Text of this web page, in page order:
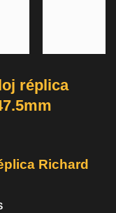
réplica
Richard